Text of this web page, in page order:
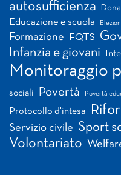
autosufficienza
Educazione e scuola
Formazione FQTS
Infanzia e giovani
Monitoraggio
sociali Povertà Povertà
Protocollo d'intesa
Servizio civile Sport
Volontariato